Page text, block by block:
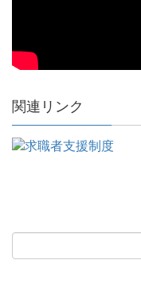
関連リンク